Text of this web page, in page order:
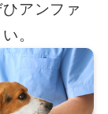
アンファ
。